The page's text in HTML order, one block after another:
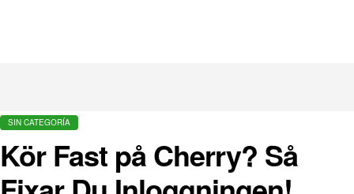
SIN CATEGORÍA
Kör Fast på Cherry? Så